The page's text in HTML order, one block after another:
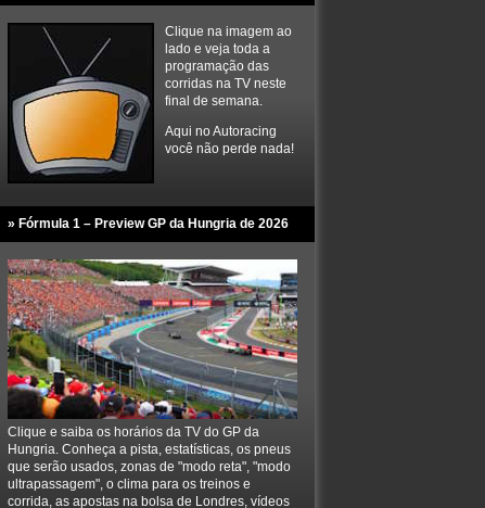
Clique na imagem ao
lado e veja toda a
programação das
corridas na TV neste
final de semana.
Aqui no Autoracing
você não perde nada!
» Fórmula 1 – Preview GP da Hungria de 2026
Clique e saiba os horários da TV do GP da
Hungria. Conheça a pista, estatísticas, os pneus
que serão usados, zonas de "modo reta", "modo
ultrapassagem", o clima para os treinos e
corrida, as apostas na bolsa de Londres, vídeos